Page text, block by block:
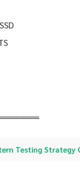
Testing Strategy